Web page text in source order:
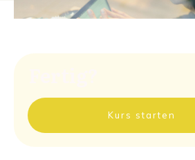
Kurs starten